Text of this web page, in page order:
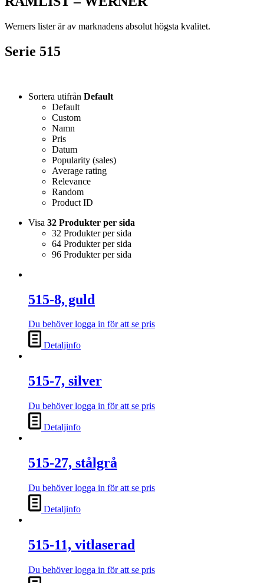
Werners lister är av marknadens absolut högsta kvalitet.
Serie 515
Sortera utifrån Default
Default
Custom
Namn
Pris
Datum
Popularity (sales)
Average rating
Relevance
Random
Product ID
Visa 32 Produkter per sida
32 Produkter per sida
64 Produkter per sida
96 Produkter per sida
515-8, guld
Du behöver logga in för att se pris
Detaljinfo
515-7, silver
Du behöver logga in för att se pris
Detaljinfo
515-27, stålgrå
Du behöver logga in för att se pris
Detaljinfo
515-11, vitlaserad
Du behöver logga in för att se pris